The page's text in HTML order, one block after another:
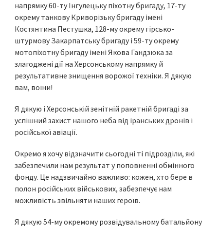
напрямку 60-ту Інгулецьку піхотну бригаду, 17-ту
окрему танкову Криворізьку бригаду імені
Костянтина Пестушка, 128-му окрему гірсько-
штурмову Закарпатську бригаду і 59-ту окрему
мотопіхотну бригаду імені Якова Гандзюка за
злагоджені дії на Херсонському напрямку й
результативне знищення ворожої техніки. Я дякую
вам, воїни!
Я дякую і Херсонській зенітній ракетній бригаді за
успішний захист нашого неба від іранських дронів і
російської авіації.
Окремо я хочу відзначити сьогодні ті підрозділи, які
забезпечили нам результат у поповненні обмінного
фонду. Це надзвичайно важливо: кожен, хто бере в
полон російських військових, забезпечує нам
можливість звільняти наших героїв.
Я дякую 54-му окремому розвідувальному батальйону